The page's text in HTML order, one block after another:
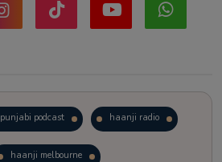
punjabi podcast haanji radio
haanji melbourne